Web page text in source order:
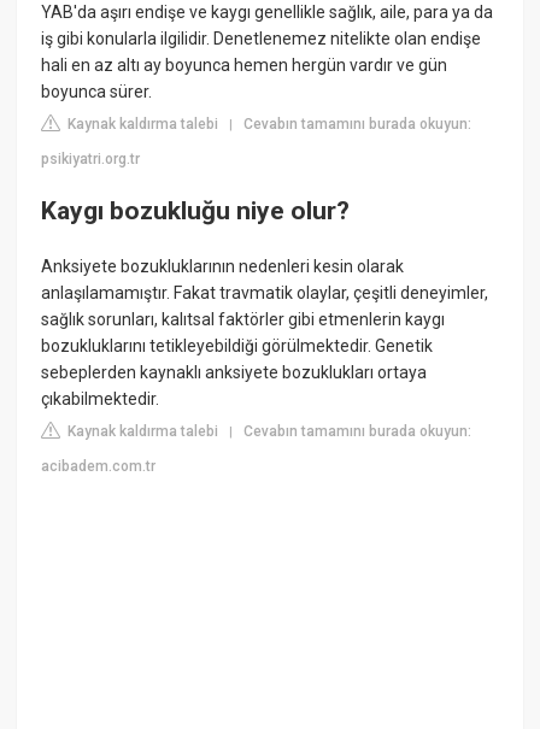
YAB'da aşırı endişe ve kaygı genellikle sağlık, aile, para ya da
iş gibi konularla ilgilidir. Denetlenemez nitelikte olan endişe
hali en az altı ay boyunca hemen hergün vardır ve gün
boyunca sürer.
Kaynak kaldırma talebi |Cevabın tamamını burada okuyun:
psikiyatri.org.tr
Kaygı bozukluğu niye olur?
Anksiyete bozukluklarının nedenleri kesin olarak
anlaşılamamıştır. Fakat travmatik olaylar, çeşitli deneyimler,
sağlık sorunları, kalıtsal faktörler gibi etmenlerin kaygı
bozukluklarını tetikleyebildiği görülmektedir. Genetik
sebeplerden kaynaklı anksiyete bozuklukları ortaya
çıkabilmektedir.
Kaynak kaldırma talebi |Cevabın tamamını burada okuyun:
acibadem.com.tr